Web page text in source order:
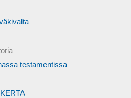
testamentissa